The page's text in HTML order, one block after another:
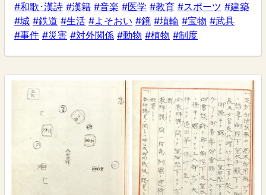
#和歌･漢詩 #漢籍 #音楽 #医学 #教育 #スポーツ #建築
#城 #鉄道 #生活 #よそおい #鏡 #埴輪 #宝物 #武具
#事件 #災害 #対外関係 #動物 #植物 #制度